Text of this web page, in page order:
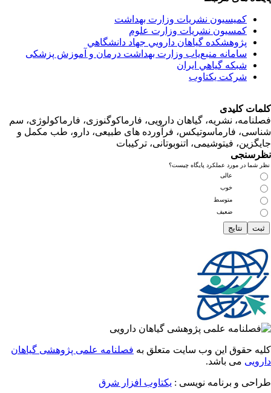
کمیسیون نشریات وزارت بهداشت
کمسیون نشریات وزارت علوم
پژوهشكده گياهان دارويي جهاد دانشگاهي
سامانه منبع‌ياب وزارت بهداشت درمان و آموزش پزشکی
شبكه گياهي ايران
شرکت یکتاوب
کلیدی
نشریه، گیاهان دارویی، فارماکوگنوزی، فارماکولوژی، سم
فارماسوتیکس، فرآورده های طبیعی، دارو، طب مکمل و
فیتوشیمی، اتنوبوتانی، ترکیبات
در مورد عملکرد پایگاه چیست؟
متوسط
ضعیف
حقوق این وب سایت متعلق بهفصلنامه علمی پژوهشی گیاهان
می باشد.
و برنامه نویسی :یکتاوب افزار شرق